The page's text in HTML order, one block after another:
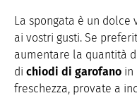
La spongata è un
ai vostri gusti. Se
aumentare la quantità
di chiodi di garofano in
freschezza, provate a